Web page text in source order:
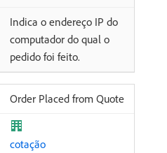
Indica o endereço IP do
computador do qual o
pedido foi feito.
Order Placed from Quote
cotação